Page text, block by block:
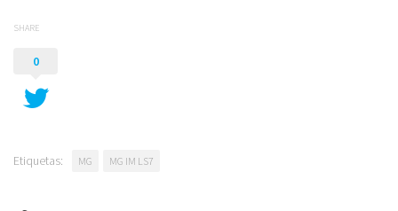
SHARE
0
Etiquetas: MG MG IM LS7